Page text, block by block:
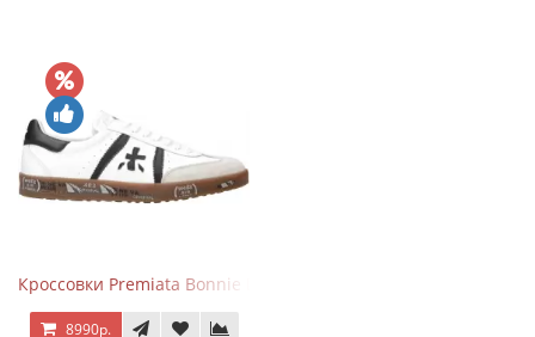
Кроссовки Premiata Bonnie Black White
8990р.